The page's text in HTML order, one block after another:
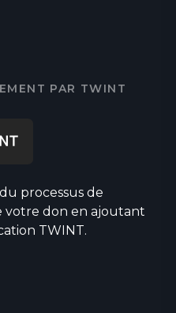
PAR TWINT
processus de
votre don en ajoutant
TWINT.